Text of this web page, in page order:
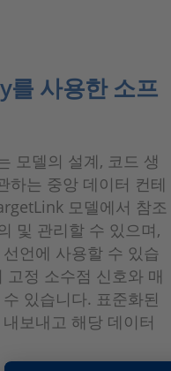
사용한 소프
모델의 설계, 코드 생
하는 중앙 데이터 컨테
모델에서 참조
및 관리할 수 있으며,
언에 사용할 수 있습
정 소수점 신호와 매
있습니다. 표준화된
보내고 해당 데이터